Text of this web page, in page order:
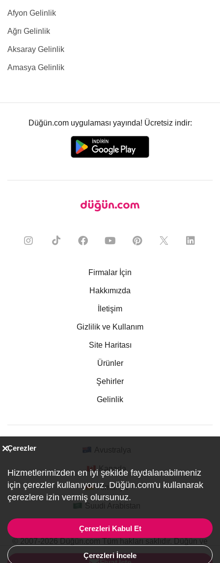
Afyon Gelinlik
Ağrı Gelinlik
Aksaray Gelinlik
Amasya Gelinlik
Düğün.com uygulaması yayında! Ücretsiz indir:
Firmalar İçin
Hakkımızda
İletişim
Gizlilik ve Kullanım
Site Haritası
Ürünler
Şehirler
Gelinlik
Kanada
Almanya
Özel Etkinlik Online Planlama Sitesi.
ref:PI1-1-3946
Çerezler
Hizmetlerimizden en iyi şekilde faydalanabilmeniz
için çerezler kullanıyoruz. Düğün.com'u kullanarak
çerezlere izin vermiş olursunuz.
Çerezleri Kabul Et
Çerezleri İncele